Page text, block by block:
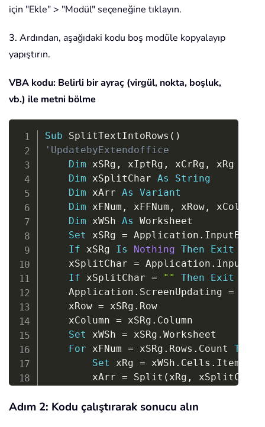
için "Ekle" > "Modül" seçeneğine tıklayın.
3. Ardından, aşağıdaki kodu boş modüle kopyalayıp
yapıştırın.
VBA kodu: Belirli bir ayraç (virgül, nokta, boşluk,
vb.) ile metni bölme
Sub SplitTextIntoRows ( )
'UpdatebyExtendoffice
Dim xSRg , xIptRg , xCrRg , xRg
Dim xSplitChar As
String
Dim xArr As
Variant
Dim xFNum , xFFNum , xRow, xColumn
Dim xWSh As Worksheet
Set xSRg = Application . InputBox
If xSRg Is Nothing Then Exit
    xSplitChar
= Application . InputBox
If xSplitChar = "" Then Exit
    Application
. ScreenUpdating =
    xRow
= xSRg . Row
    xColumn
= xSRg . Column
Set xWSh = xSRg . Worksheet
For xFNum = xSRg . Rows . Count To
Set xRg = xWSh . Cells . Item
        xArr
= Split ( xRg , xSplitChar
For xFFNum = LBound
Adım 2: Kodu çalıştırarak sonucu alın